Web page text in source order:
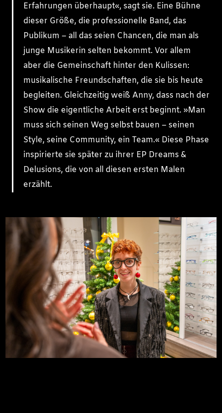
Erfahrungen überhaupt«, sagt sie. Eine Bühne
dieser Größe, die professionelle Band, das
Publikum – all das seien Chancen, die man als
junge Musikerin selten bekommt. Vor allem
aber die Gemeinschaft hinter den Kulissen:
musikalische Freundschaften, die sie bis heute
begleiten. Gleichzeitig weiß Anny, dass nach der
Show die eigentliche Arbeit erst beginnt. »Man
muss sich seinen Weg selbst bauen – seinen
Style, seine Community, ein Team.« Diese Phase
inspirierte sie später zu ihrer EP Dreams &
Delusions, die von all diesen ersten Malen
erzählt.